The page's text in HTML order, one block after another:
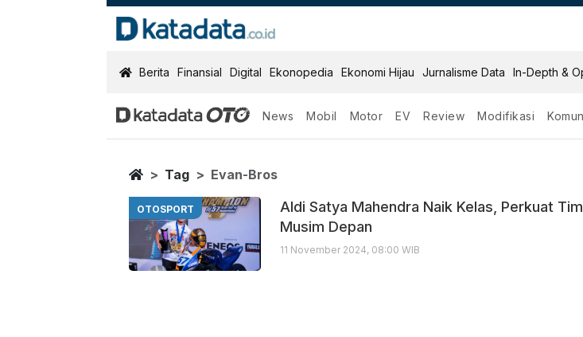
KatadataOTO
Berita Finansial Digital Ekonopedia Ekonomi Hijau Jurnalisme Data In-Depth &
News Mobil Motor EV Review Modifikasi
Evan Bros
Berita Terbaru
Home
Tag Evan-Bros
OTOSPORT
Aldi Satya Mahendra Naik Kelas, Perkuat
Musim Depan
11 November 2024, 08:00 WIB